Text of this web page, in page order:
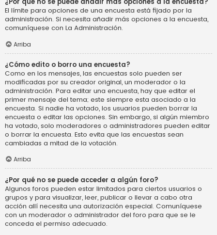
El límite para opciones de una encuesta está fijado por la
administración. Si necesita añadir más opciones a la encuesta,
comuníquese con La Administración.
Arriba
¿Cómo edito o borro una encuesta?
Como en los mensajes, las encuestas solo pueden ser
modificadas por su creador original, un moderador o la
administración. Para editar una encuesta, hay que editar el
primer mensaje del tema; este siempre esta asociado a la
encuesta. Si nadie ha votado, los usuarios pueden borrar la
encuesta o editar las opciones. Sin embargo, si algún miembro
ha votado, solo moderadores o administradores pueden editar
o borrar la encuesta. Esto evita que las encuestas sean
cambiadas a mitad de la votación.
Arriba
¿Por qué no se puede acceder a algún foro?
Algunos foros pueden estar limitados para ciertos usuarios o
grupos y para visualizar, leer, publicar o llevar a cabo otra
acción allí necesita una autorización especial. Comuníquese
con un moderador o administrador del foro para que se le
conceda el permiso adecuado.